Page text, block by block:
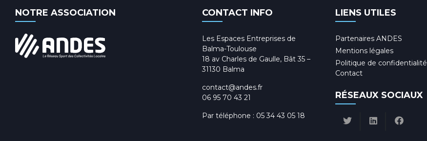
NOTRE ASSOCIATION CONTACT INFO
Les Espaces Entreprises de
Balma-Toulouse
18 av Charles de Gaulle, Bât 35 –
31130 Balma
contact@andes.fr
06 95 70 43 21
Par téléphone : 05 34 43 05 18
LIENS UTILES
Partenaires ANDES
Mentions légales
Politique de confidentialité
Contact
RÉSEAUX SOCIAUX